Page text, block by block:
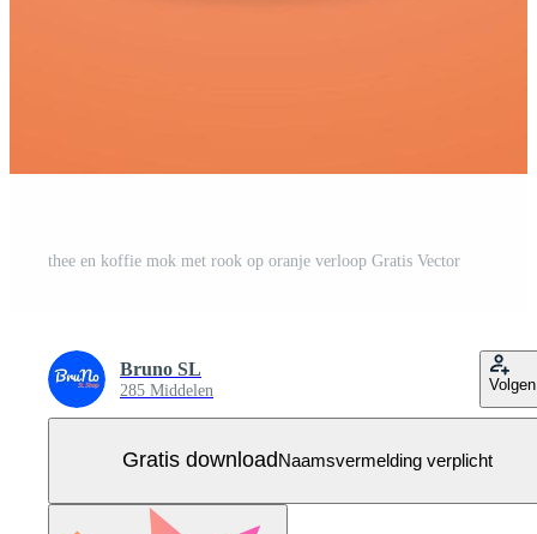
thee en koffie mok met rook op oranje verloop Gratis Vector
Bruno SL
285 Middelen Volgen
Gratis downloadNaamsvermelding verplicht